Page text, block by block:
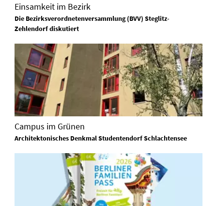
Einsamkeit im Bezirk
Die Bezirksverordnetenversammlung (BVV) Steglitz-
Zehlendorf diskutiert
Campus im Grünen
Architektonisches Denkmal Studentendorf Schlachtensee